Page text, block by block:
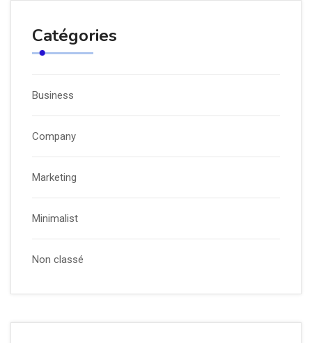
Catégories
Business
Company
Marketing
Minimalist
Non classé